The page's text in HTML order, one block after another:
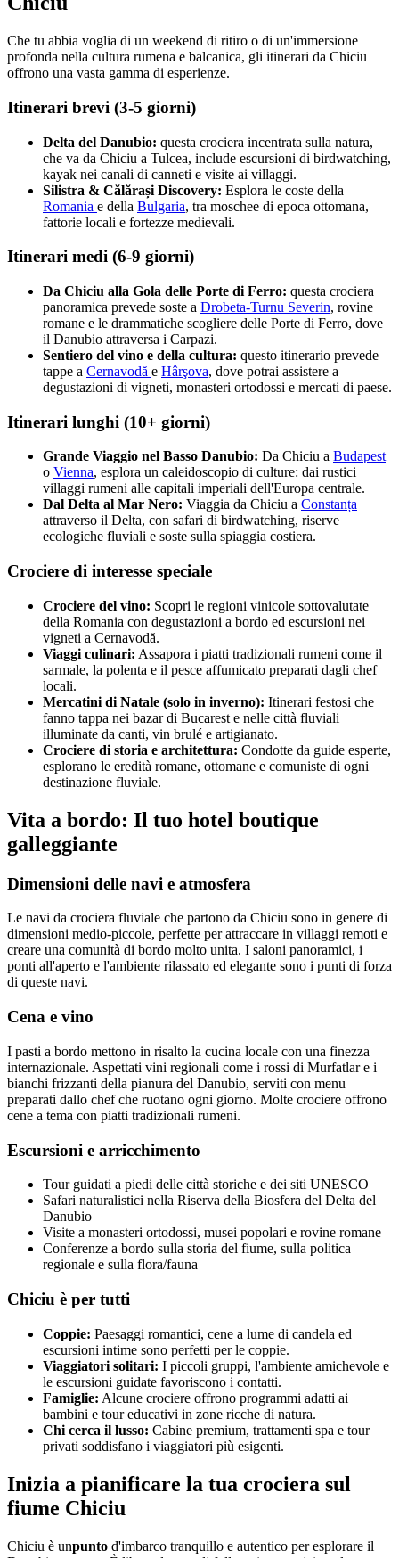
Che tu abbia voglia di un weekend di ritiro o di un'immersione
profonda nella cultura rumena e balcanica, gli itinerari da Chiciu
offrono una vasta gamma di esperienze.
Itinerari brevi (3-5 giorni)
Delta del Danubio: questa crociera incentrata sulla natura,
che va da Chiciu a Tulcea, include escursioni di birdwatching,
kayak nei canali di canneti e visite ai villaggi.
Silistra & Călărași Discovery: Esplora le coste della
Romania e della Bulgaria, tra moschee di epoca ottomana,
fattorie locali e fortezze medievali.
Itinerari medi (6-9 giorni)
Da Chiciu alla Gola delle Porte di Ferro: questa crociera
panoramica prevede soste a Drobeta-Turnu Severin, rovine
romane e le drammatiche scogliere delle Porte di Ferro, dove
il Danubio attraversa i Carpazi.
Sentiero del vino e della cultura: questo itinerario prevede
tappe a Cernavodă e Hârşova, dove potrai assistere a
degustazioni di vigneti, monasteri ortodossi e mercati di paese.
Itinerari lunghi (10+ giorni)
Grande Viaggio nel Basso Danubio: Da Chiciu a Budapest
o Vienna, esplora un caleidoscopio di culture: dai rustici
villaggi rumeni alle capitali imperiali dell'Europa centrale.
Dal Delta al Mar Nero: Viaggia da Chiciu a Constanța
attraverso il Delta, con safari di birdwatching, riserve
ecologiche fluviali e soste sulla spiaggia costiera.
Crociere di interesse speciale
Crociere del vino: Scopri le regioni vinicole sottovalutate
della Romania con degustazioni a bordo ed escursioni nei
vigneti a Cernavodă.
Viaggi culinari: Assapora i piatti tradizionali rumeni come il
sarmale, la polenta e il pesce affumicato preparati dagli chef
locali.
Mercatini di Natale (solo in inverno): Itinerari festosi che
fanno tappa nei bazar di Bucarest e nelle città fluviali
illuminate da canti, vin brulé e artigianato.
Crociere di storia e architettura: Condotte da guide esperte,
esplorano le eredità romane, ottomane e comuniste di ogni
destinazione fluviale.
Vita a bordo: Il tuo hotel boutique
galleggiante
Dimensioni delle navi e atmosfera
Le navi da crociera fluviale che partono da Chiciu sono in genere di
dimensioni medio-piccole, perfette per attraccare in villaggi remoti e
creare una comunità di bordo molto unita. I saloni panoramici, i
ponti all'aperto e l'ambiente rilassato ed elegante sono i punti di forza
di queste navi.
Cena e vino
I pasti a bordo mettono in risalto la cucina locale con una finezza
internazionale. Aspettati vini regionali come i rossi di Murfatlar e i
bianchi frizzanti della pianura del Danubio, serviti con menu
preparati dallo chef che ruotano ogni giorno. Molte crociere offrono
cene a tema con piatti tradizionali rumeni.
Escursioni e arricchimento
Tour guidati a piedi delle città storiche e dei siti UNESCO
Safari naturalistici nella Riserva della Biosfera del Delta del
Danubio
Visite a monasteri ortodossi, musei popolari e rovine romane
Conferenze a bordo sulla storia del fiume, sulla politica
regionale e sulla flora/fauna
Chiciu è per tutti
Coppie: Paesaggi romantici, cene a lume di candela ed
escursioni intime sono perfetti per le coppie.
Viaggiatori solitari: I piccoli gruppi, l'ambiente amichevole e
le escursioni guidate favoriscono i contatti.
Famiglie: Alcune crociere offrono programmi adatti ai
bambini e tour educativi in zone ricche di natura.
Chi cerca il lusso: Cabine premium, trattamenti spa e tour
privati soddisfano i viaggiatori più esigenti.
Inizia a pianificare la tua crociera sul
fiume Chiciu
Chiciu è unpunto d'imbarco tranquillo e autentico per esplorare il